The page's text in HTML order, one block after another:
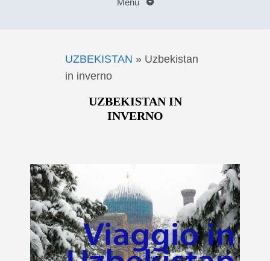
Menu
UZBEKISTAN » Uzbekistan
in inverno
UZBEKISTAN IN
INVERNO